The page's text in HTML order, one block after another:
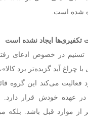
شده است.
تکفیری‌ها ایجاد نشده است
تسنیم در خصوص ادعای
چراغ آید گزیده‌تر برد
فعالیت می‌کند این گروه
در عهده خودش قرار
از موارد قبل باشد. بلکه